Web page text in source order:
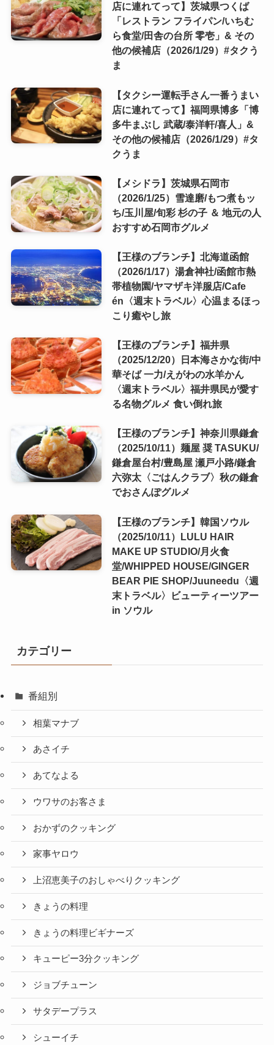
店に連れてって】茨城県つくば
「レストラン フライパン/いちむ
ら食堂/田舎の台所 零壱」& その
他の候補店（2026/1/29）#タクう
ま
【タクシー運転手さん一番うまい
店に連れてって】福岡県博多「博
多牛まぶし 武蔵/泰洋軒/喜人」&
その他の候補店（2026/1/29）#タ
クうま
【メシドラ】茨城県石岡市
（2026/1/25）雪達磨/もつ煮もッ
ち/玉川屋/旬彩 杉の子 ＆ 地元の人
おすすめ石岡市グルメ
【王様のブランチ】北海道函館
（2026/1/17）湯倉神社/函館市熱
帯植物園/ヤマザキ洋服店/Cafe
én〈週末トラベル〉心温まるほっ
こり癒やし旅
【王様のブランチ】福井県
（2025/12/20）日本海さかな街/中
華そば 一力/えがわの水羊かん
〈週末トラベル〉福井県民が愛す
る名物グルメ 食い倒れ旅
【王様のブランチ】神奈川県鎌倉
（2025/10/11）麺屋 奨 TASUKU/
鎌倉屋台村/豊島屋 瀬戸小路/鎌倉
六弥太〈ごはんクラブ〉秋の鎌倉
でおさんぽグルメ
【王様のブランチ】韓国ソウル
（2025/10/11）LULU HAIR
MAKE UP STUDIO/月火食
堂/WHIPPED HOUSE/GINGER
BEAR PIE SHOP/Juuneedu〈週
末トラベル〉ビューティーツアー
in ソウル
カテゴリー
番組別
相葉マナブ
あさイチ
あてなよる
ウワサのお客さま
おかずのクッキング
家事ヤロウ
上沼恵美子のおしゃべりクッキング
きょうの料理
きょうの料理ビギナーズ
キューピー3分クッキング
ジョブチューン
サタデープラス
シューイチ